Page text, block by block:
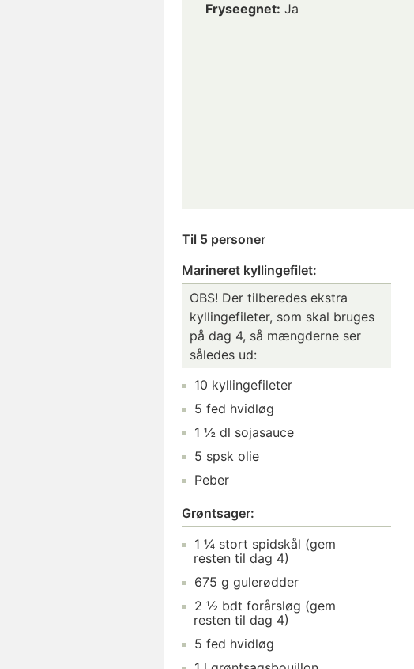
Fryseegnet: Ja
Til 5 personer
Marineret kyllingefilet:
OBS! Der tilberedes ekstra
kyllingefileter, som skal bruges
på dag 4, så mængderne ser
således ud:
10 kyllingefileter
5 fed hvidløg
1 ½ dl sojasauce
5 spsk olie
Peber
Grøntsager:
1 ¼ stort spidskål (gem
resten til dag 4)
675 g gulerødder
2 ½ bdt forårsløg (gem
resten til dag 4)
5 fed hvidløg